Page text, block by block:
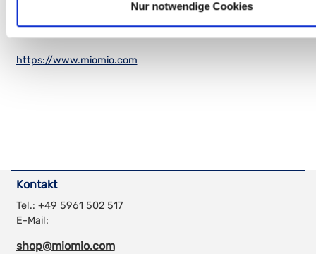
Nur notwendige Cookies
https://www.miomio.com
Kontakt
Tel.: +49 5961 502 517
E-Mail:
shop@miomio.com